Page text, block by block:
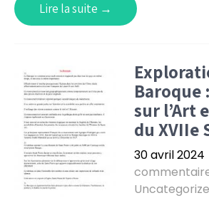
Lire la suite →
Baroque
sur l’Art
du XVIIe
30 avril 2024